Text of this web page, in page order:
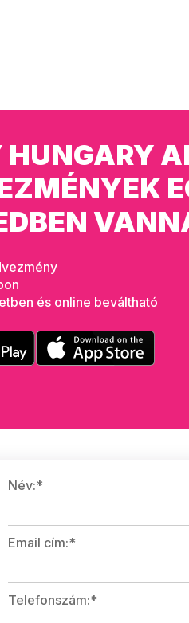
HUNGARY
és online beváltható
Név:*
Email cím:*
Telefonszám:*